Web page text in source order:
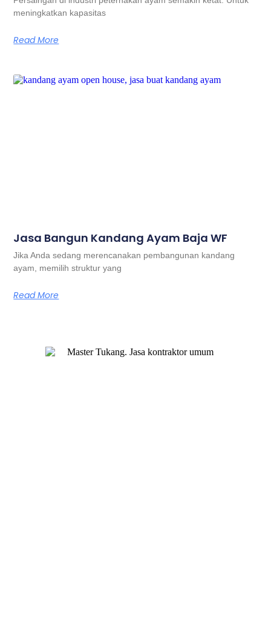
meningkatkan kapasitas
Read More
Jasa Bangun Kandang Ayam Baja WF
Jika Anda sedang merencanakan pembangunan kandang
ayam, memilih struktur yang
Read More